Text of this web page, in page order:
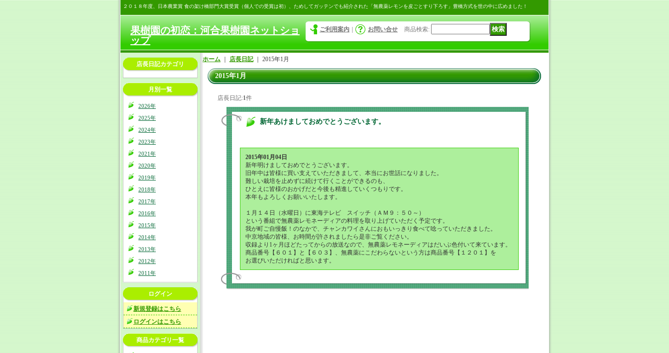
２０１８年度、日本農業賞 食の架け橋部門大賞受賞（個人での受賞は初）、ためしてガッテンでも紹介された「無農薬レモンを皮ごとすり下ろす」豊橋方式を世の中に広めました！
果樹園の初恋：河合果樹園ネットショ
ップ
ご利用案内 お問い合せ 商品検索:
店長日記カテゴリ
月別一覧
2026年
2025年
2024年
2023年
2021年
2020年
2019年
2018年
2017年
2016年
2015年
2014年
2013年
2012年
2011年
ログイン
新規登録はこちら
ログインはこちら
商品カテゴリ一覧
ホーム 店長日記｜ 2015年1月
2015年1月
店長日記:1件
新年あけましておめでとうございます。
2015年01月04日
新年明けましておめでとうございます。
旧年中は皆様に買い支えていただきまして、本当にお世話になりました。
難しい栽培を止めずに続けて行くことができるのも、
ひとえに皆様のおかげだと今後も精進していくつもりです。
本年もよろしくお願いいたします。
１月１４日（水曜日）に東海テレビ スイッチ（ＡＭ９：５０～）
という番組で無農薬レモネーディアの料理を取り上げていただく予定です。
我が町ご自慢飯！のなかで、チャンカワイさんにおもいっきり食べて唸っていただきました。
中京地域の皆様、お時間が許されましたら是非ご覧ください。
収録より1ヶ月ほどたってからの放送なので、無農薬レモネーディアはだいぶ色付いて来ています。
商品番号【６０１】と【６０３】、無農薬にこだわらないという方は商品番号【１２０１】を
お選びいただければと思います。